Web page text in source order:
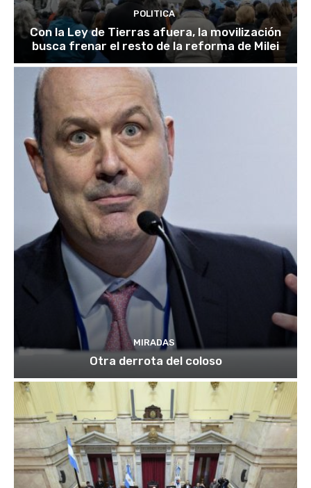
POLITICA
Con la Ley de Tierras afuera, la movilización
busca frenar el resto de la reforma de Milei
MIRADAS
Otra derrota del coloso